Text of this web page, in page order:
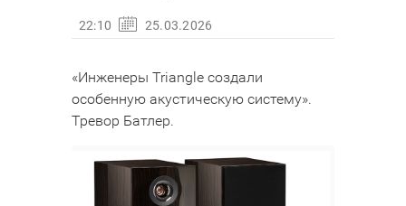
22:10 25.03.2026
«Инженеры Triangle создали
особенную акустическую систему».
Тревор Батлер.